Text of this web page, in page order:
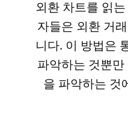
외환 차트를 읽
자들은 외환 거
니다. 이 방법은
파악하는 것뿐
을 파악하는 것